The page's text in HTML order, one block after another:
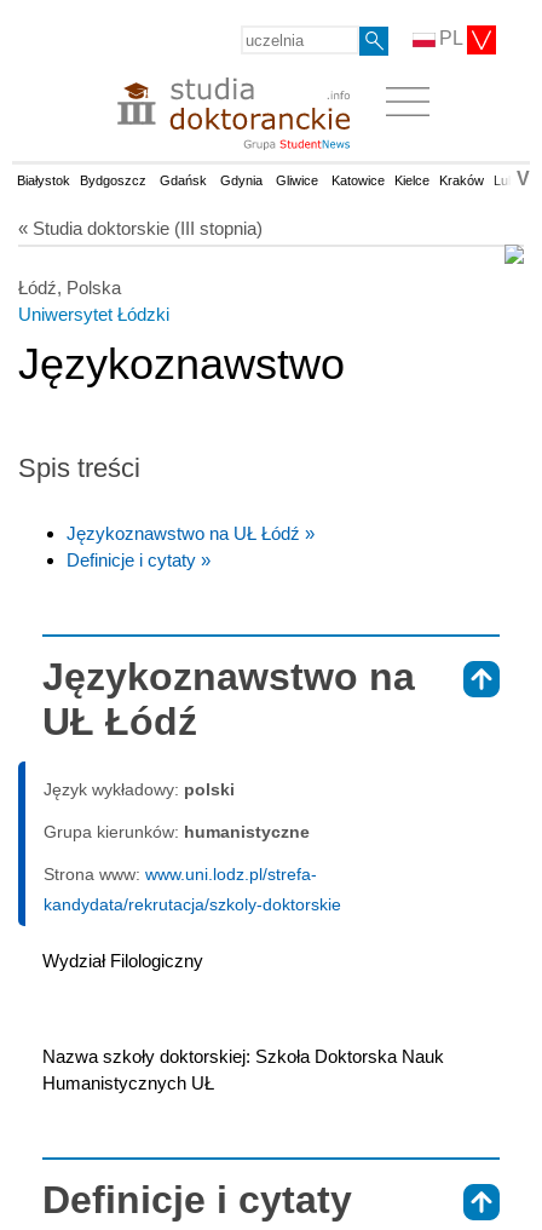
PL
Białystok Bydgoszcz Gdańsk Gdynia Gliwice Katowice Kielce Kraków Lublin
V
« Studia doktorskie (III stopnia)
Łódź, Polska
Uniwersytet Łódzki
Językoznawstwo
Spis treści
Językoznawstwo na UŁ Łódź »
Definicje i cytaty »
Językoznawstwo na
UŁ Łódź
Język wykładowy: polski
Grupa kierunków: humanistyczne
Strona www: www.uni.lodz.pl/strefa-
kandydata/rekrutacja/szkoly-doktorskie
Wydział Filologiczny
Nazwa szkoły doktorskiej: Szkoła Doktorska Nauk
Humanistycznych UŁ
Definicje i cytaty